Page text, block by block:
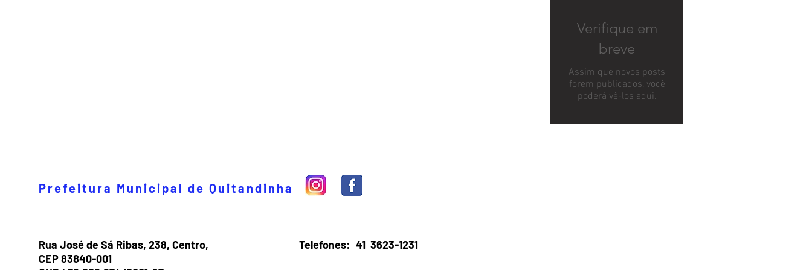
Verifique em
breve
Assim que novos posts
forem publicados, você
poderá vê-los aqui.
Prefeitura Municipal de Quitandinha
Rua José de Sá Ribas, 238, Centro,
CEP 83840-001
Telefones: 41 3623-1231